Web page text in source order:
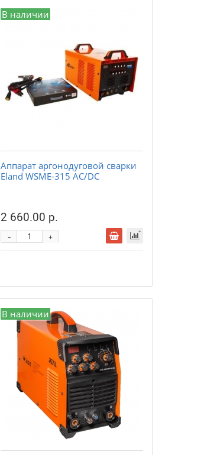
В наличии
Аппарат аргонодуговой сварки
Eland WSME-315 AC/DC
2 660.00 р.
+
-
В наличии